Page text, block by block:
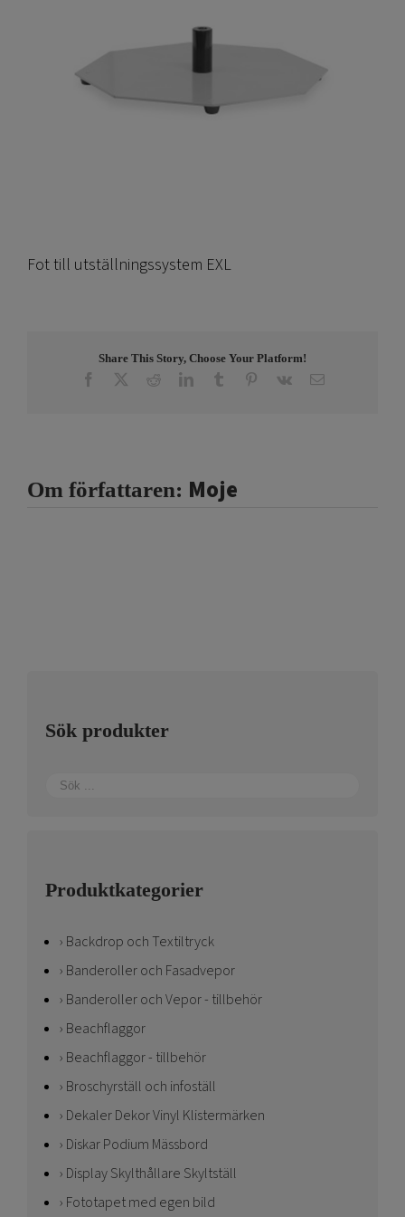
Fot till utställningssystem EXL
Share This Story, Choose Your Platform!
Facebook RedditLinkedInTumblr Pinterest
Vk E-
Om författaren: Moje
Sök produkter
Produktkategorier
Backdrop och Textiltryck
Banderoller och Fasadvepor
Banderoller och Vepor - tillbehör
Beachflaggor
Beachflaggor - tillbehör
Broschyrställ och infoställ
Dekaler Dekor Vinyl Klistermärken
Diskar Podium Mässbord
Display Skylthållare Skyltställ
Fototapet med egen bild